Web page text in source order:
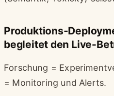
Produktions-
begleitet den Live-
Forschung =
= Monitoring und Alerts.